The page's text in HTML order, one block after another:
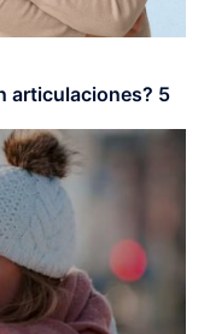
articulaciones? 5